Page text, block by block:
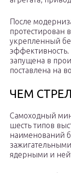
После
протестирован
укрепленный
запущена в
поставлена на
ЧЕМ
Самоходный
шесть типов
наименований
ядерными и